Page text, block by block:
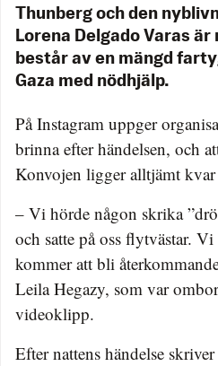
Thunberg och den
Lorena Delgado Varas
består av en mängd
Gaza med nödhjälp.
På Instagram uppger
brinna efter händelsen, och
Konvojen ligger alltjämt
– Vi hörde någon skrika
och satte på oss flytvästar.
kommer att bli
Leila Hegazy, som var
videoklipp.
Efter nattens händelse